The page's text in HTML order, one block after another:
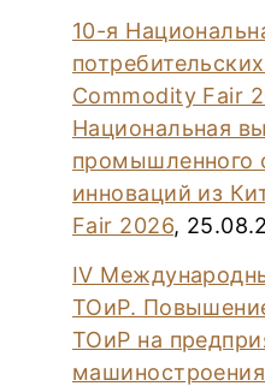
10-я
Commodity Fair
Национальная
промышленного
инноваций из
Fair 2026,
IV
ТОиР.
ТОиР на